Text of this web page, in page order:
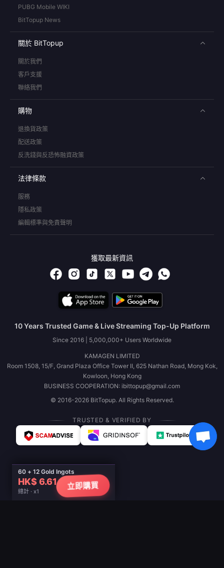
60 + 12 Gold Ingots
HK$ 6.61
總計 · x1
立即購買
PUBG Mobile WIKI
BitTopup News
關於 BitTopup
關於我們
客戶支援
聯絡我們
購物
退換貨政策
配送政策
反洗錢與反恐怖融資政策
法律條款
服務
隱私政策
編輯標準與免責聲明
獲取最新資訊
10 Years Trusted Game & Live Streaming Top-Up Platform
Since 2016 | 5,000,000+ Users Worldwide
KAMAGEN LIMITED
Room 1508, 15/F, Grand Plaza Office Tower II, 625 Nathan Road, Mong Kok,
Kowloon, Hong Kong
BUSINESS COOPERATION: ibittopup@gmail.com
© 2016-2026 BitTopup. All Rights Reserved.
TRUSTED & VERIFIED BY